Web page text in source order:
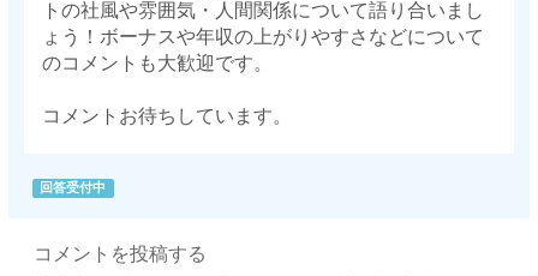
トの社風や雰囲気・人間関係について語り合いまし
ょう！ボーナスや年収の上がりやすさなどについて
のコメントも大歓迎です。
コメントお待ちしています。
回答受付中
コメントを投稿する